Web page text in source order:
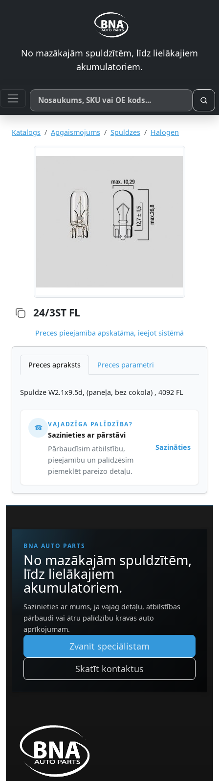
No mazākajām spuldzītēm, līdz lielākajiem
akumulatoriem.
Meklēt pēc produkta nosaukuma, SKU vai OE koda
Katalogs Apgaismojums Spuldzes Halogen
24/3ST FL
Preces pieejamība apskatāma, ieejot sistēmā
Preces apraksts Preces parametri
Spuldze W2.1x9.5d, (paneļa, bez cokola) , 4092 FL
☎ VAJADZĪGA PALĪDZĪBA?
Sazinieties ar pārstāvi
Pārbaudīsim atbilstību,
pieejamību un palīdzēsim
piemeklēt pareizo detaļu.
Sazināties
BNA AUTO PARTS
No mazākajām spuldzītēm,
līdz lielākajiem
akumulatoriem.
Sazinieties ar mums, ja vajag detaļu, atbilstības
pārbaudi vai ātru palīdzību kravas auto
aprīkojumam.
Zvanīt speciālistam
Skatīt kontaktus